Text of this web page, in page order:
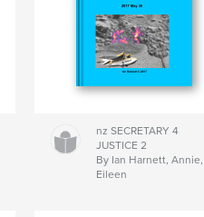
nz SECRETARY 4
JUSTICE 2
By Ian Harnett, Annie,
Eileen